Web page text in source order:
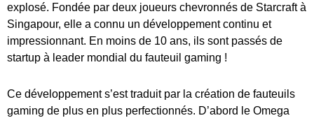
explosé. Fondée par deux joueurs chevronnés de Starcraft à
Singapour, elle a connu un développement continu et
impressionnant. En moins de 10 ans, ils sont passés de
startup à leader mondial du fauteuil gaming !
Ce développement s’est traduit par la création de fauteuils
gaming de plus en plus perfectionnés. D’abord le Omega